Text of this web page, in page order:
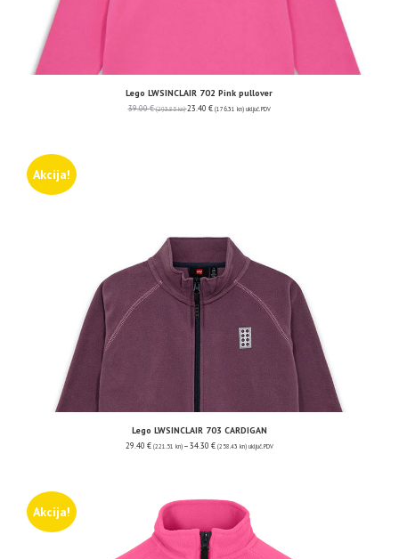
Lego LWSINCLAIR 702 Pink pullover
39.00€ (293.85 kn) 23.40 € (176.31 kn) uključ. PDV
Akcija!
Lego LWSINCLAIR 703 CARDIGAN
29.40 € (221.51 kn) –34.30 € (258.43 kn) uključ. PDV
Akcija!